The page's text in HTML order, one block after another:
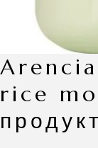
arencia, fresh green
rice